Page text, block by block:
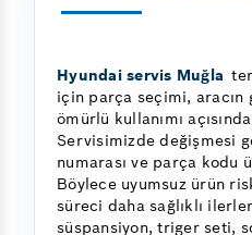
Hyundai servis Muğla
için parça seçimi, aracın
ömürlü kullanımı
Servisimizde değişmesi
numarası ve parça kodu
Böylece uyumsuz ürün
süreci daha sağlıklı
süspansiyon, triger seti,